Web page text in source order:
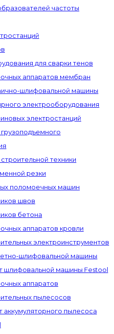
частоты
для сварки тенов
аппаратов мембран
шлифовальной машины
электрооборудования
электростанций
техники
резки
поломоечных машин
швов
бетона
аппаратов кровли
электроинструментов
шлифовальной машины
шлифовальной машины Festool
аппаратов
пылесосов
аккумуляторного пылесоса